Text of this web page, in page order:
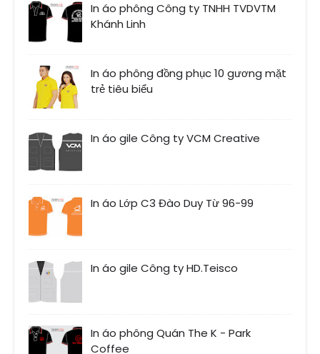
In áo phông Công ty TNHH TVDVTM
Khánh Linh
In áo phông đồng phục 10 gương mặt
trẻ tiêu biểu
In áo gile Công ty VCM Creative
In áo Lớp C3 Đào Duy Từ 96-99
In áo gile Công ty HD.Teisco
In áo phông Quán The K - Park
Coffee